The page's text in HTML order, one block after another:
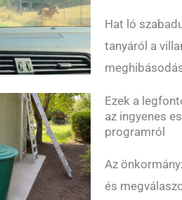
Hat ló
tanyáról a
Ezek a
az ingyenes
programról
Az
és